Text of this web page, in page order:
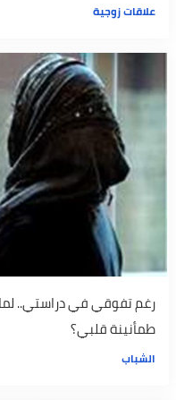
علاقات زوجية
رغم تفوقي في دراستي..
طمأنينة قلبي؟
الشباب